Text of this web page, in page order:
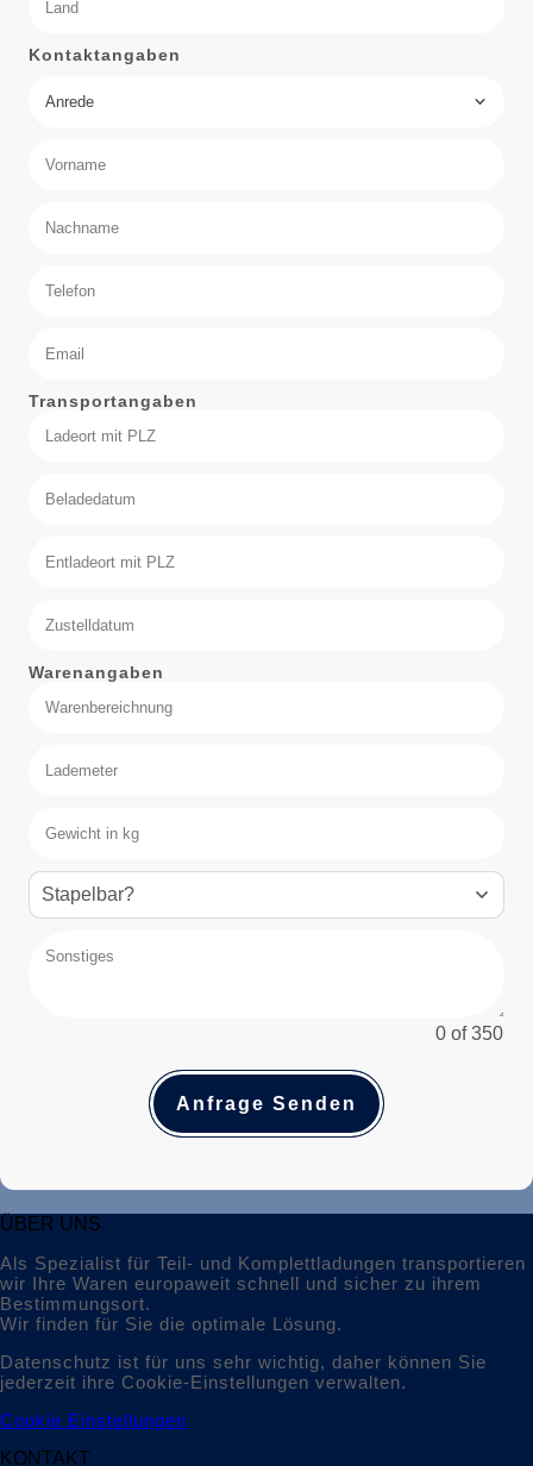
Kontaktangaben
Anrede
Transportangaben
Warenangaben
Stapelbar?
0 of 350
Anfrage Senden
ÜBER UNS
Als Spezialist für Teil- und Komplettladungen transportieren
wir Ihre Waren europaweit schnell und sicher zu ihrem
Bestimmungsort.
Wir finden für Sie die optimale Lösung.
Datenschutz ist für uns sehr wichtig, daher können Sie
jederzeit ihre Cookie-Einstellungen verwalten.
Cookie Einstellungen
KONTAKT